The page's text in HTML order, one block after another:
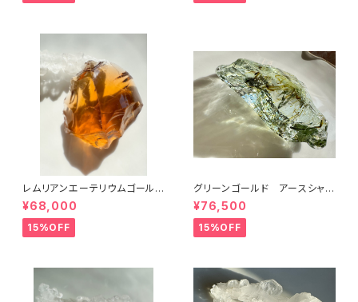
レムリアンエーテリウムゴールド
LGL-1シエラ産アンダラクリスタ
ル
¥68,000
15%OFF
グリーンゴールド アースシャ
ーマンGRGLES-1/シエラ産ア
ンダラクリスタル
¥76,500
15%OFF